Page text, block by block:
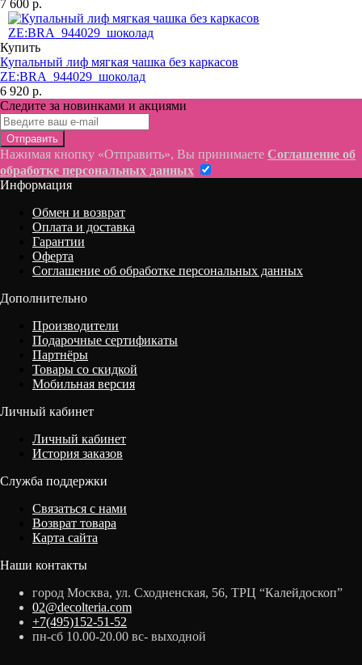
7 600 р.
Купить
Купальный лиф мягкая чашка без каркасов
ZE:BRA_944029_шоколад
6 920 р.
Следите за новинками и акциями
Отправить
Нажимая кнопку «Отправить», Вы принимаете Соглашение об
обработке персональных данных
Информация
Обмен и возврат
Оплата и доставка
Гарантии
Оферта
Соглашение об обработке персональных данных
Дополнительно
Производители
Подарочные сертификаты
Партнёры
Товары со скидкой
Мобильная версия
Личный кабинет
Личный кабинет
История заказов
Служба поддержки
Связаться с нами
Возврат товара
Карта сайта
Наши контакты
город Москва, ул. Сходненская, 56, ТРЦ “Калейдоскоп”
02@decolteria.com
+7(495)152-51-52
пн-сб 10.00-20.00 вс- выходной